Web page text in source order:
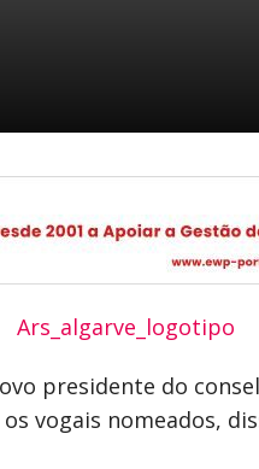
presidente do
vogais nomeados,